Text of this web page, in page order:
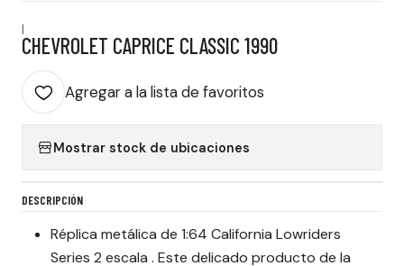
|
CHEVROLET CAPRICE CLASSIC 1990
Agregar a la lista de favoritos
Mostrar stock de ubicaciones
DESCRIPCIÓN
Réplica metálica de 1:64 California Lowriders
Series 2 escala . Este delicado producto de la